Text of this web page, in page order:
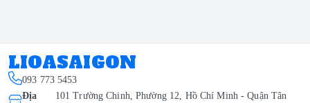
LIOASAIGON
093 773 5453
Địa
101 Trường Chinh, Phường 12, Hồ Chí Minh - Quận Tân